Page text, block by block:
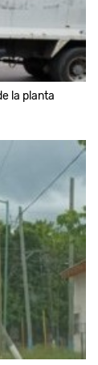
la planta